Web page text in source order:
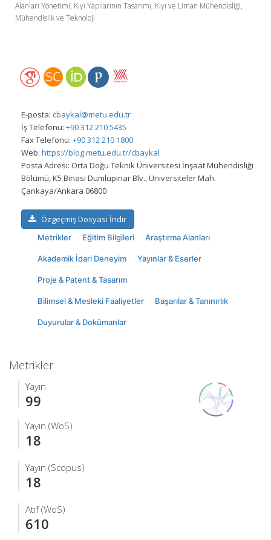
Alanları Yönetimi, Kıyı Yapılarının Tasarımı, Kıyı ve Liman Mühendisliği,
Mühendislik ve Teknoloji
E-posta: cbaykal@metu.edu.tr
İş Telefonu: +90 312 210 5435
Fax Telefonu: +90 312 210 1800
Web: https://blog.metu.edu.tr/cbaykal
Posta Adresi: Orta Doğu Teknik Üniversitesi İnşaat Mühendisliği
Bölümü, K5 Binası Dumlupınar Blv., Üniversiteler Mah.
Çankaya/Ankara 06800
Özgeçmiş Dosyası İndir
Metrikler Eğitim Bilgileri Araştırma Alanları
Akademik İdari Deneyim Yayınlar & Eserler
Proje & Patent & Tasarım
Bilimsel & Mesleki Faaliyetler Başarılar & Tanınırlık
Duyurular & Dokümanlar
Metrikler
Yayın
99
Yayın (WoS)
18
Yayın (Scopus)
18
Atıf (WoS)
610